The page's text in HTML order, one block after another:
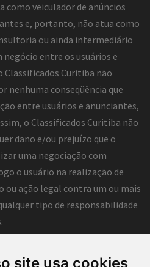
site usa cookies
como veiculador de anúncios
e, portanto, não atua como
ou ainda intermediário
entre os usuários e
Classificados Curitiba não
nenhuma conseqüência que
entre usuários e anunciantes,
o Classificados Curitiba não
dano e/ou prejuízo que o
uma negociação com
o usuário na realização de
ou ação legal contra um ou mais
tipo de responsabilidade